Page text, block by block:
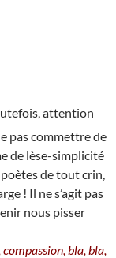
attention
pas commettre de
de lèse-simplicité
poètes de tout crin,
! Il ne s’agit pas
nous pisser
bla, bla,